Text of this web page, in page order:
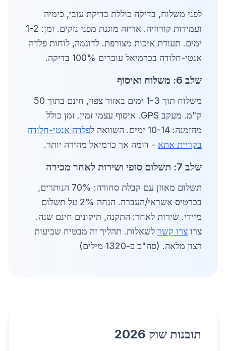
לפני משלוח, בדיקה כוללת בדיקת עובי, כימיה
ועמידות קורוזיה. אריזה מוגנת מפני נזקים. זמן: 1-2
ימים. תעודת איכות מצורפת. לדוגמה, לוחות פלדה
אנטי-חלודה בכרמיאל עוברים 100% בדיקה.
שלב 6: משלוח ואיסוף
משלוח תוך 1-3 ימים באזור צפון, חינם בתוך 50
ק"מ. מעקב GPS. איסוף עצמי זמין. זמן כולל
מהזמנה: 10-14 ימים. השוואה ל
פלדה אנטי-חלודה
בקריית אתא - דומה אך כרמיאל מהירה יותר.
שלב 7: תשלום סופי ושירות לאחר מכירה
תשלום מאוזן עם קבלת סחורה: 70% הנותרים,
בכרטיס אשראי/העברה. הנחה 2% על תשלום
מיידי. שירות לאחר: התקנה, תיקונים חינם שנה.
צרו צרו קשר לשאלות. תהליך זה מבטיח שביעות
רצון מלאה. (סה"כ כ-1320 מילים)
תובנות שוק 2026